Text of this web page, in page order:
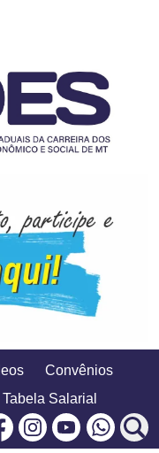
Convênios
Tabela Salarial
FacebookInstagram